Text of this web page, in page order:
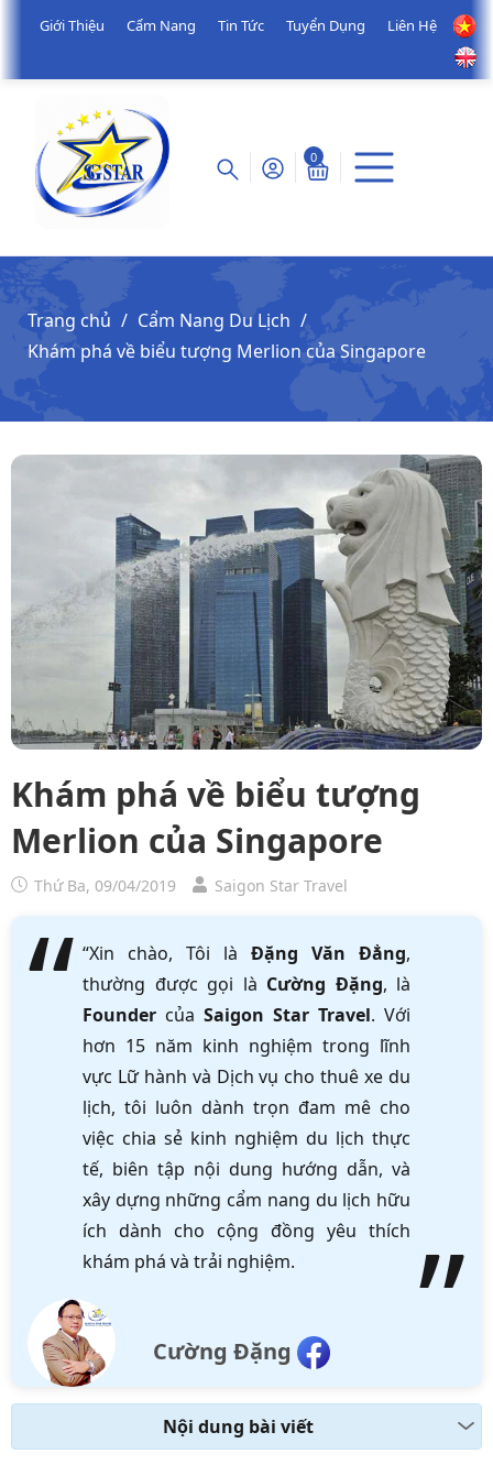
Giới Thiệu Cẩm Nang Tin Tức Tuyển Dụng Liên Hệ
0
Trang chủ
Cẩm Nang Du Lịch
Khám phá về biểu tượng Merlion của Singapore
Khám phá về biểu tượng
Merlion của Singapore
Thứ Ba, 09/04/2019 Saigon Star Travel
“Xin chào, Tôi là Đặng Văn Đẳng,
thường được gọi là Cường Đặng, là
Founder của Saigon Star Travel. Với
hơn 15 năm kinh nghiệm trong lĩnh
vực Lữ hành và Dịch vụ cho thuê xe du
lịch, tôi luôn dành trọn đam mê cho
việc chia sẻ kinh nghiệm du lịch thực
tế, biên tập nội dung hướng dẫn, và
xây dựng những cẩm nang du lịch hữu
ích dành cho cộng đồng yêu thích
khám phá và trải nghiệm.
Cường Đặng
Nội dung bài viết